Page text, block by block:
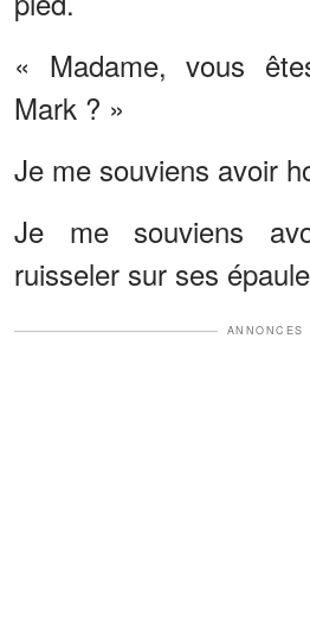
« Madame, vous
Mark ? »
Je me souviens avoir
Je me souviens
ruisseler sur ses
ANNONCES